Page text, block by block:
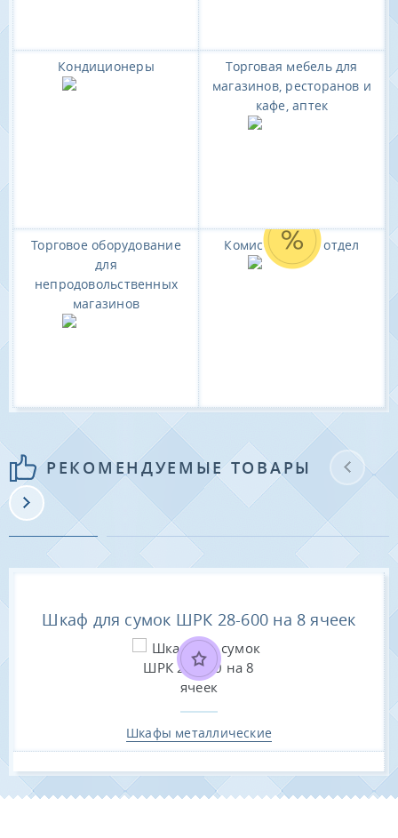
Кондиционеры
Торговая мебель для
магазинов, ресторанов и
кафе, аптек
Торговое оборудование
для
непродовольственных
магазинов
Комиссионный отдел
РЕКОМЕНДУЕМЫЕ ТОВАРЫ
Шкаф для сумок ШРК 28-600 на 8 ячеек
Шкафы металлические